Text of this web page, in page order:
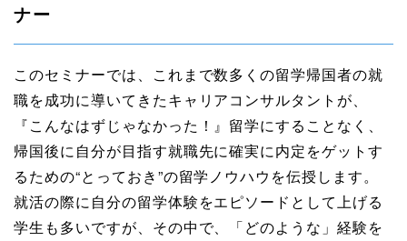
ナー
このセミナーでは、これまで数多くの留学帰国者の就
職を成功に導いてきたキャリアコンサルタントが、
『こんなはずじゃなかった！』留学にすることなく、
帰国後に自分が目指す就職先に確実に内定をゲットす
るための“とっておき”の留学ノウハウを伝授します。
就活の際に自分の留学体験をエピソードとして上げる
学生も多いですが、その中で、「どのような」経験を